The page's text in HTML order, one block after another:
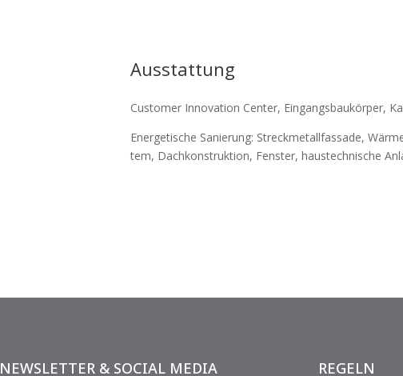
Ausstattung
Custo­mer Inno­va­tion Center, Eingangs­bau­kör­per,
Ener­ge­ti­sche Sanie­rung: Streck­me­tall­fas­sade,
tem, Dach­kon­struk­tion, Fens­ter, haus­tech­ni­sche
NEWSLETTER & SOCIAL MEDIA REGELN